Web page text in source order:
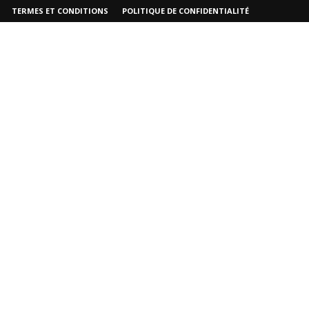
TERMES ET CONDITIONS POLITIQUE DE CONFIDENTIALITÉ